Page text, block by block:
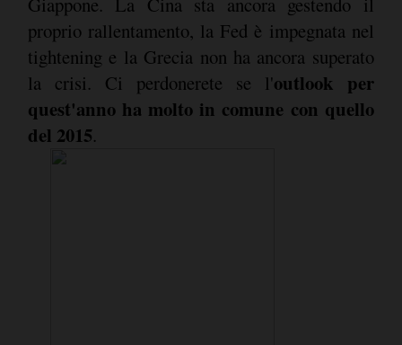
proprio rallentamento, la Fed è impegnata nel
tightening e la Grecia non ha ancora superato
la crisi. Ci perdonerete se l'outlook per
quest'anno ha molto in comune con quello
del 2015.